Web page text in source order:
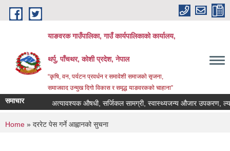
Skip to main content
याङवरक गाउँपालिका, गाउँ कार्यपालिकाको कार्यालय,
थर्पु, पाँचथर, कोशी प्रदेश, नेपाल
“कृषि, वन, पर्यटन प्रवर्धन र समावेशी समाजको सृजना,
समाजवाद उन्मुख दिगो विकास र समृद्ध याङवरकको चाहाना”
समाचार अत्यावश्यक औषधी, सर्जिकल सामग्री, स्वास्थ्यजन्य औजार उपकरण,
You are here
Home » दररेट पेस गर्ने आह्वानको सुचना